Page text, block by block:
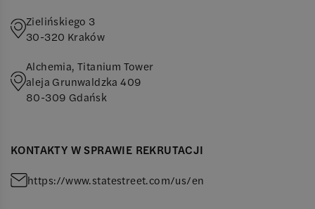
Zielińskiego 3
30-320 Kraków
Alchemia, Titanium Tower
aleja Grunwaldzka 409
80-309 Gdańsk
KONTAKTY W SPRAWIE REKRUTACJI
https://www.statestreet.com/us/en